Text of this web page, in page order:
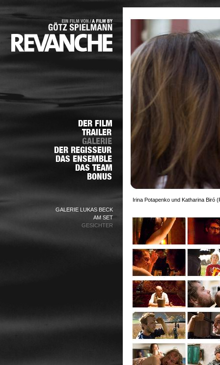
GALERIE LUKAS BECK
AM SET
GESICHTER
Irina Potapenko und Katharina Biró